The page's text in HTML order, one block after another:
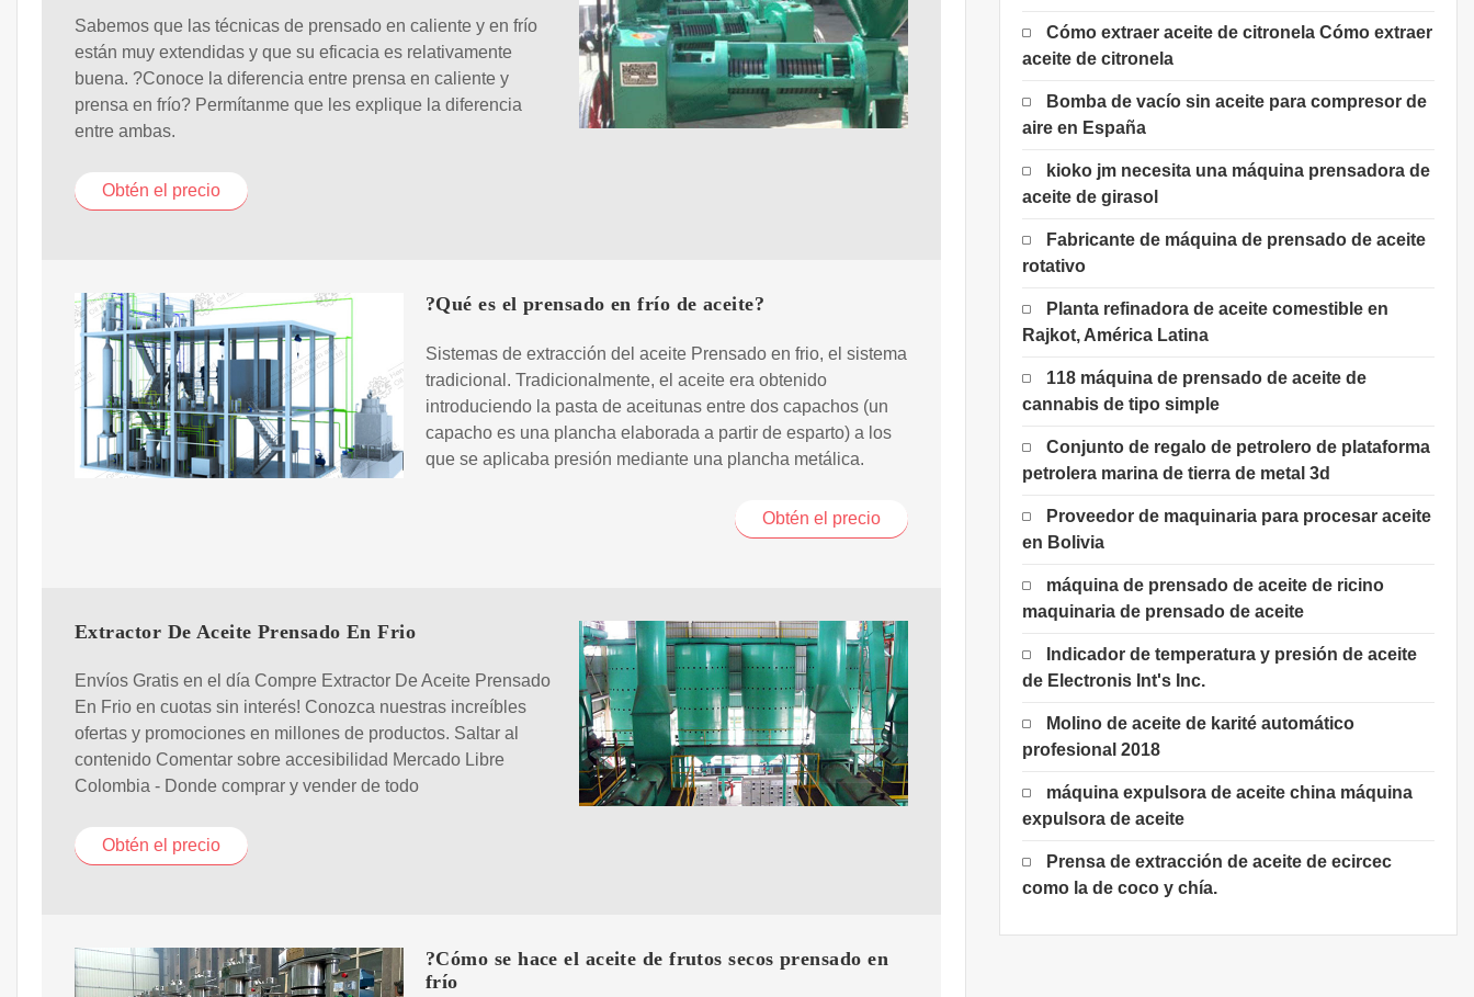
Sabemos que las técnicas de prensado en caliente y en frío
están muy extendidas y que su eficacia es relativamente
buena. ?Conoce la diferencia entre prensa en caliente y
prensa en frío? Permítanme que les explique la diferencia
entre ambas.
Obtén el precio
?Qué es el prensado en frío de aceite?
Sistemas de extracción del aceite Prensado en frio, el sistema
tradicional. Tradicionalmente, el aceite era obtenido
introduciendo la pasta de aceitunas entre dos capachos (un
capacho es una plancha elaborada a partir de esparto) a los
que se aplicaba presión mediante una plancha metálica.
Obtén el precio
Extractor De Aceite Prensado En Frio
Envíos Gratis en el día Compre Extractor De Aceite Prensado
En Frio en cuotas sin interés! Conozca nuestras increíbles
ofertas y promociones en millones de productos. Saltar al
contenido Comentar sobre accesibilidad Mercado Libre
Colombia - Donde comprar y vender de todo
Obtén el precio
?Cómo se hace el aceite de frutos secos prensado en
frío
Cómo extraer aceite de citronela Cómo extraer
aceite de citronela
Bomba de vacío sin aceite para compresor de
aire en España
kioko jm necesita una máquina prensadora de
aceite de girasol
Fabricante de máquina de prensado de aceite
rotativo
Planta refinadora de aceite comestible en
Rajkot, América Latina
118 máquina de prensado de aceite de
cannabis de tipo simple
Conjunto de regalo de petrolero de plataforma
petrolera marina de tierra de metal 3d
Proveedor de maquinaria para procesar aceite
en Bolivia
máquina de prensado de aceite de ricino
maquinaria de prensado de aceite
Indicador de temperatura y presión de aceite
de Electronis Int's Inc.
Molino de aceite de karité automático
profesional 2018
máquina expulsora de aceite china máquina
expulsora de aceite
Prensa de extracción de aceite de ecircec
como la de coco y chía.